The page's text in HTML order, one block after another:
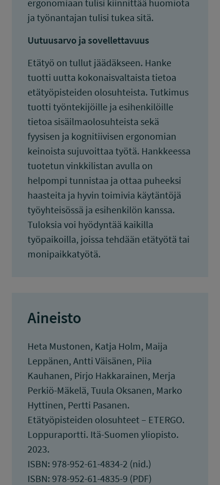
ergonomiaan tulisi kiinnittää huomiota
ja työnantajan tulisi tukea sitä.
Uutuusarvo ja sovellettavuus
Etätyö on tullut jäädäkseen. Hanke
tuotti uutta kokonaisvaltaista tietoa
etätyöpisteiden olosuhteista. Tutkimus
tuotti työntekijöille ja esihenkilöille
tietoa sisäilmaolosuhteista sekä
fyysisen ja kognitiivisen ergonomian
keinoista sujuvoittaa työtä. Hankkeessa
tuotetun vinkkilistan avulla on
helpompi tunnistaa ja ottaa puheeksi
haasteita ja hyvin toimivia käytäntöjä
työyhteisössä ja esihenkilön kanssa.
Tuloksia voi hyödyntää kaikilla
työpaikoilla, joissa tehdään etätyötä tai
monipaikkatyötä.
Aineisto
Heta Mustonen, Katja Holm, Maija
Leppänen, Antti Väisänen, Piia
Kauhanen, Pirjo Hakkarainen, Merja
Perkiö-Mäkelä, Tuula Oksanen, Marko
Hyttinen, Pertti Pasanen.
Etätyöpisteiden olosuhteet – ETERGO.
Loppuraportti. Itä-Suomen yliopisto.
2023.
ISBN: 978-952-61-4834-2 (nid.)
ISBN: 978-952-61-4835-9 (PDF)